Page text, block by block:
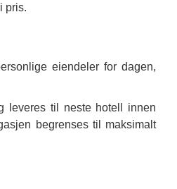
pris.
eiendeler for dagen,
leveres til neste hotell innen
begrenses til maksimalt